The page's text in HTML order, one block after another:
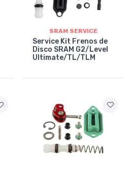
SRAM SERVICE
Service Kit Frenos de
Disco SRAM G2/Level
Ultimate/TL/TLM